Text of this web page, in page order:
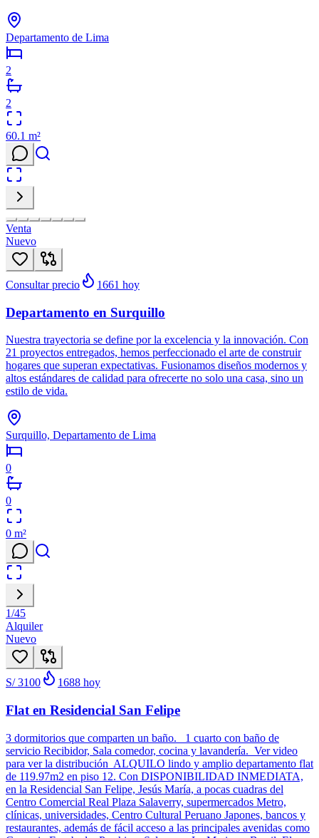
Departamento de Lima
2
2
60.1 m²
Venta
Nuevo
Consultar precio 1661 hoy
Departamento en Surquillo
Nuestra trayectoria se define por la excelencia y la innovación. Con
21 proyectos entregados, hemos perfeccionado el arte de construir
hogares que superan expectativas. Fusionamos diseños modernos y
altos estándares de calidad para ofrecerte no solo una casa, sino un
estilo de vida.
Surquillo, Departamento de Lima
0
0
0 m²
1/45
Alquiler
Nuevo
S/ 3100 1688 hoy
Flat en Residencial San Felipe
3 dormitorios que comparten un baño. 1 cuarto con baño de
servicio Recibidor, Sala comedor, cocina y lavandería. Ver video
para ver la distribución ALQUILO lindo y amplio departamento flat
de 119.97m2 en piso 12. Con DISPONIBILIDAD INMEDIATA,
en la Residencial San Felipe, Jesús María, a pocas cuadras del
Centro Comercial Real Plaza Salaverry, supermercados Metro,
clínicas, universidades, Centro Cultural Peruano Japones, bancos y
restaurantes, además de fácil acceso a las principales avenidas como